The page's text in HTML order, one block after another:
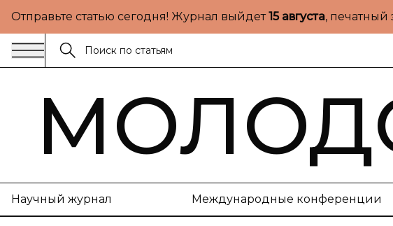
Отправьте статью сегодня! Журнал выйдет15 августа, печатный
Научный журнал Международные конференции